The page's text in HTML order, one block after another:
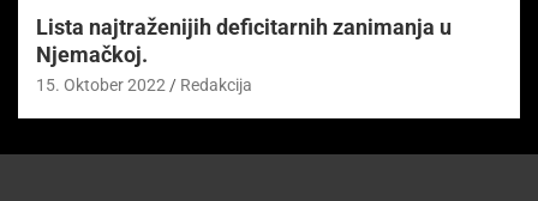
Lista najtraženijih deficitarnih zanimanja u
Njemačkoj.
15. Oktober 2022 Redakcija